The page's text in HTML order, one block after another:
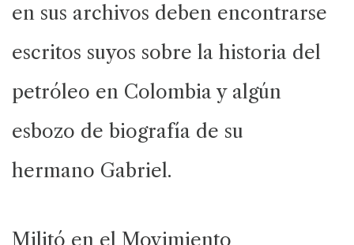
en sus archivos deben encontrarse
escritos suyos sobre la historia del
petróleo en Colombia y algún
esbozo de biografía de su
hermano Gabriel.
Militó en el Movimiento